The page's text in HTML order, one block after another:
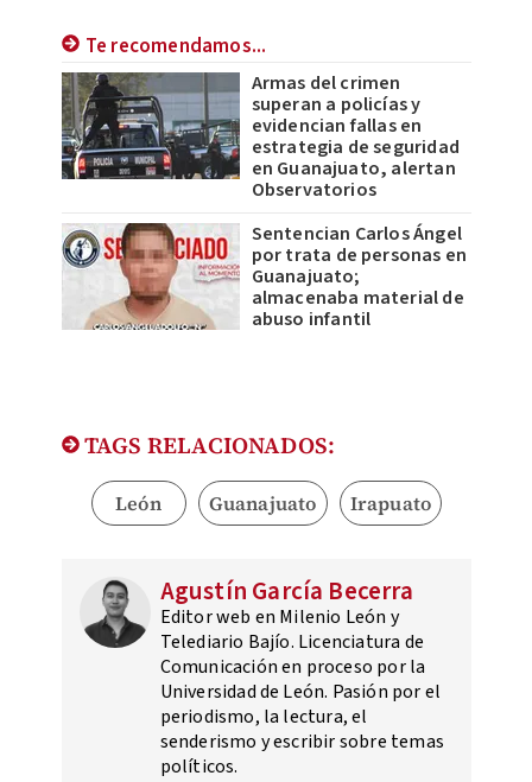
Te recomendamos...
Armas del crimen
superan a policías y
evidencian fallas en
estrategia de seguridad
en Guanajuato, alertan
Observatorios
Sentencian Carlos Ángel
por trata de personas en
Guanajuato;
almacenaba material de
abuso infantil
TAGS RELACIONADOS:
León Guanajuato Irapuato
Agustín García Becerra
Editor web en Milenio León y
Telediario Bajío. Licenciatura de
Comunicación en proceso por la
Universidad de León. Pasión por el
periodismo, la lectura, el
senderismo y escribir sobre temas
políticos.